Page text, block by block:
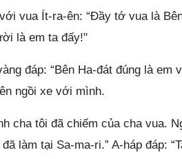
vua Ít-ra-ên: “Đầy tớ vua là
là em ta đấy!"
đáp: “Bên Ha-đát đúng là em
ngồi xe với mình.
cha tôi đã chiếm của cha vua.
làm tại Sa-ma-ri.” A-háp đáp: